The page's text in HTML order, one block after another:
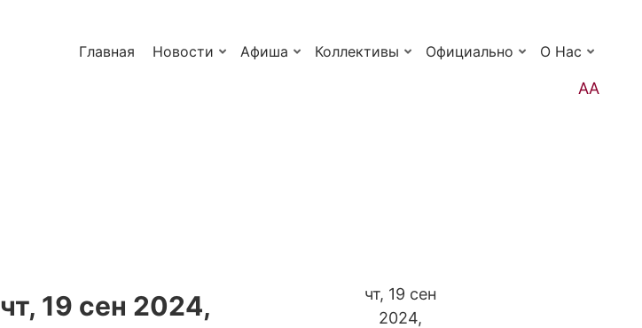
Главная Новости Афиша Коллективы Официально О Нас
АА
чт, 19 сен 2024,
чт, 19 сен
2024,